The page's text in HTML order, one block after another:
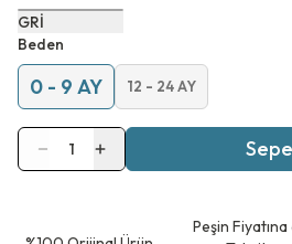
GRİ
Beden
0 - 9 AY 12 - 24 AY
1
Peşin Fiyatına